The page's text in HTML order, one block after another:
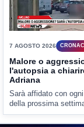
Malore o
l'autopsia a
Adriana
della prossima